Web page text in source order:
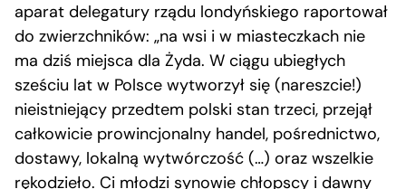
aparat delegatury rządu londyńskiego raportował
do zwierzchników: „na wsi i w miasteczkach nie
ma dziś miejsca dla Żyda. W ciągu ubiegłych
sześciu lat w Polsce wytworzył się (nareszcie!)
nieistniejący przedtem polski stan trzeci, przejął
całkowicie prowincjonalny handel, pośrednictwo,
dostawy, lokalną wytwórczość (…) oraz wszelkie
rękodzieło. Ci młodzi synowie chłopscy i dawny